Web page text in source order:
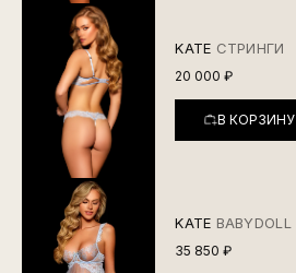
KATE СТРИНГИ
20 000 ₽
В КОРЗИНУ
KATE BABYDOLL
35 850 ₽